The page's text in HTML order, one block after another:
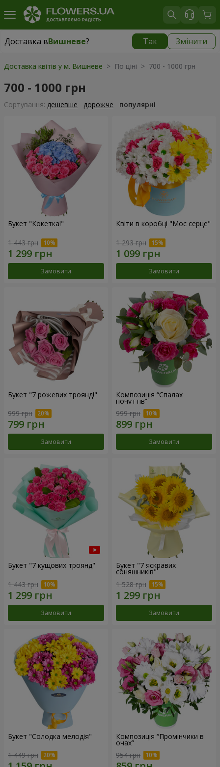
Доставка вВишневе? Так Змінити
Доставка вВишневе|
Доставка квітів у м. Вишневе > По ціні > 700 - 1000 грн
700 - 1000 грн
Сортування: дешевше дорожче популярні
Букет "Кокетка!"
1 443 грн
Замовити
Квіти в коробці "Моє серце"
1 293 грн
Замовити
Букет "7 рожевих троянд!"
999 грн
Замовити
Композиція “Спалах
почуттів”
999 грн
Замовити
Букет "7 кущових троянд"
1 443 грн
Замовити
Букет "7 яскравих
соняшників"
1 528 грн
Замовити
Букет "Солодка мелодія"
1 449 грн
Композиція “Промінчики в
очах”
954 грн